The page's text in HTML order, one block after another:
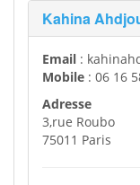
Kahina
Email :
Mobile : 06 16
Adresse
3,rue Roubo
75011 Paris